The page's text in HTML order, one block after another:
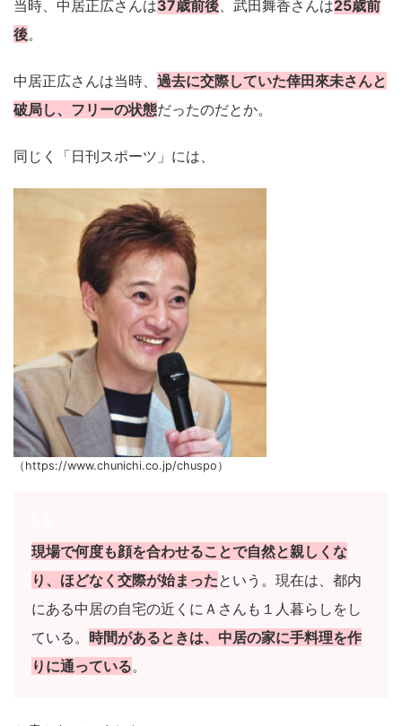
当時、中居正広さんは37歳前後、武田舞香さんは25歳前
後。
中居正広さんは当時、 過去に交際していた倖田來未さんと
破局し、フリーの状態だったのだとか。
同じく「日刊スポーツ」には、
（https://www.chunichi.co.jp/chuspo）
現場で何度も顔を合わせることで自然と親しくな
り、ほどなく交際が始まったという。現在は、都内
にある中居の自宅の近くにＡさんも１人暮らしをし
ている。 時間があるときは、中居の家に手料理を作
りに通っている。